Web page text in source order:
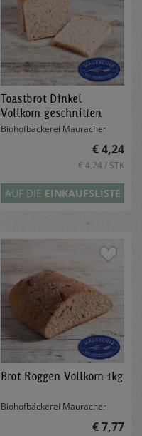
Toastbrot Dinkel
Vollkorn geschnitten
250g
Biohofbäckerei Mauracher
€ 4,24
€ 4,24 / STK
AUF DIE EINKAUFSLISTE
Brot Roggen Vollkorn 1kg
Biohofbäckerei Mauracher
€ 7,77